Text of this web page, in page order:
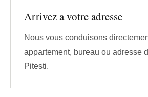
Arrivez a votre adresse
Nous vous conduisons
appartement, bureau ou adresse
Pitesti.